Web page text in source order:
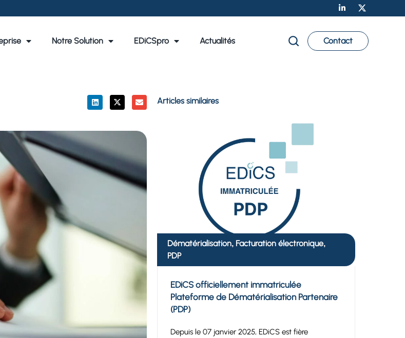
Notre Solution EDiCSpro Actualités Contact
Articles similaires
Dématérialisation, Facturation électronique,
PDP
EDiCS officiellement immatriculée
Plateforme de Dématérialisation Partenaire
(PDP)
Depuis le 07 janvier 2025, EDiCS est fière